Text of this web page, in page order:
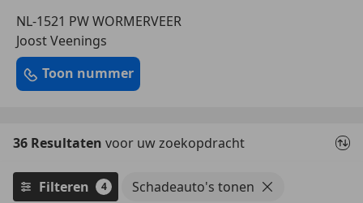
NL-1521 PW WORMERVEER
Joost Veenings
Toon nummer
36 Resultaten voor uw zoekopdracht
Filteren 4 Schadeauto's tonen